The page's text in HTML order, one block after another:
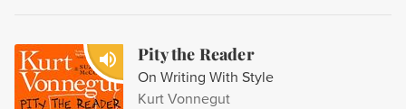
Pity the Reader
On Writing With Style
Kurt Vonnegut